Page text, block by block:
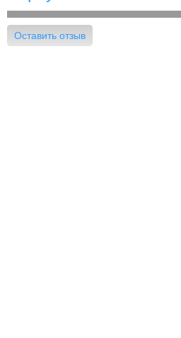
Оставить отзыв